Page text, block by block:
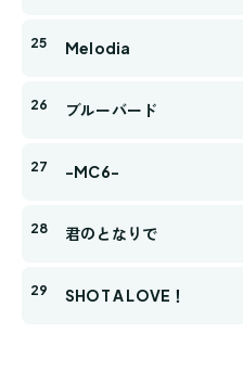
Melodia
ブルーバード
-MC6-
君のとなりで
SHOT A LOVE！